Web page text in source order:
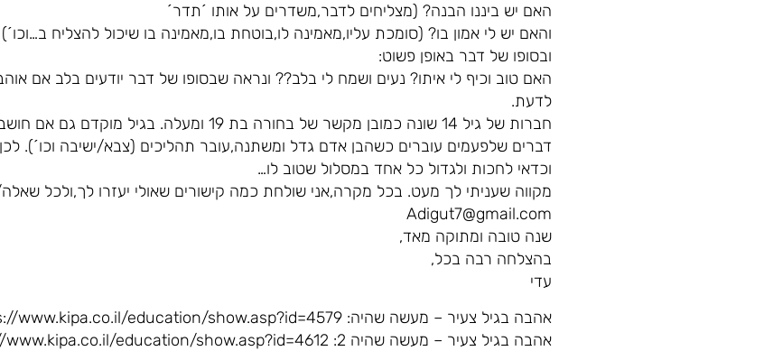
האם יש ביננו הבנה? (מצליחים לדבר,משדרים על אותו ´תדר´
והאם יש לי אמון בו? (סומכת עליו,מאמינה לו,בוטחת בו,מאמינה בו שיכול להצליח ב…וכו´)
ובסופו של דבר באופן פשוט:
האם טוב וכיף לי איתו? נעים ושמח לי בלב?? ונראה שבסופו של דבר יודעים בלב אם
לדעת.
חברות של גיל 14 שונה כמובן מקשר של בחורה בת 19
דברים שלפעמים עוברים כשהבן אדם גדל ומשתנה,עובר תהליכים (צבא/ישיבה וכו´).
וכדאי לחכות ולגדול כל אחד במסלול שטוב לו…
מקווה שעניתי לך מעט. בכל מקרה,אני שולחת כמה קישורים שאולי יעזרו לך,ולכל
Adigut7@gmail.com
שנה טובה ומתוקה מאד,
בהצלחה רבה בכל,
עדי
אהבה בגיל צעיר – מעשה שהיה: https://www.kipa.co.il/education/show.asp?id=4579
אהבה בגיל צעיר – מעשה שהיה 2: https://www.kipa.co.il/education/show.asp?id=4612